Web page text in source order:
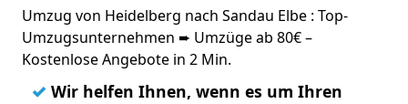
Umzug von Heidelberg nach Sandau Elbe : Top-
Umzugsunternehmen ➨ Umzüge ab 80€ –
Kostenlose Angebote in 2 Min.
✓ Wir helfen Ihnen, wenn es um Ihren